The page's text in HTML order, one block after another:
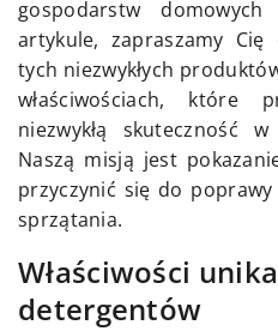
gospodarstw
artykule, zapraszamy
tych niezwykłych
właściwościach, które
niezwykłą skuteczność
Naszą misją jest
przyczynić się do
sprzątania.
Właściwości
detergentów